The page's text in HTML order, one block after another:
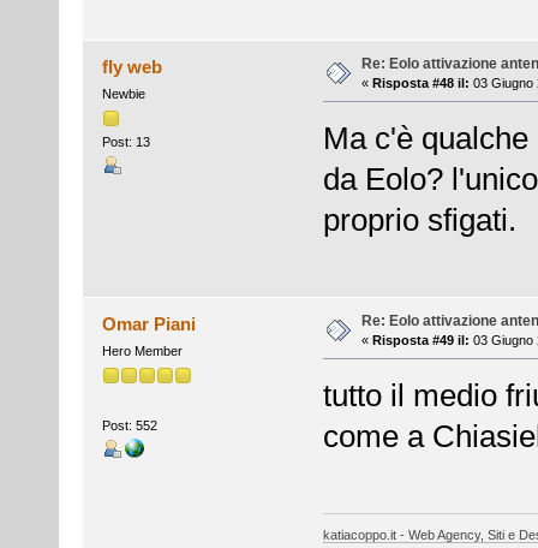
fly web
Newbie
Post: 13
Re: Eolo attivazione
« Risposta #48 il: 03 Giugno
Ma c'è
da Eolo?
proprio sfigati.
Omar Piani
Hero Member
Post: 552
Re: Eolo attivazione
« Risposta #49 il: 03 Giugno
tutto il medio
come a
katiacoppo.it - Web Agency, Siti e